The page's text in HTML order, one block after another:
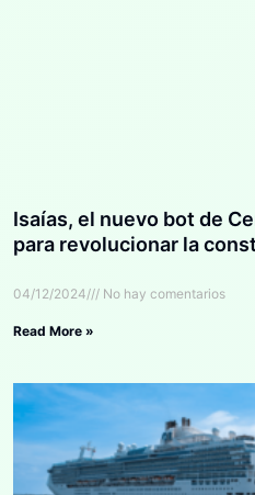
Isaías, el nuevo bot de
para revolucionar la
04/12/2024 No hay comentarios
Read More »